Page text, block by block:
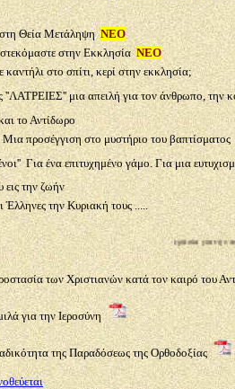
Θεία ΜετάληψηΝΕΟ
στην ΕκκλησίαΝΕΟ
καντήλι στο σπίτι, κερί στην εκκλησία;
''ΛΑΤΡΕΙΕΣ'' μια απειλή για τον άνθρωπο, την
το Αντίδωρο
προσέγγιση στο μυστήριο του βαπτίσματος
Για ένα επιτυχημένο γάμο. Για μια
εις την ζωήν
Έλληνες την Κυριακή τους .....
Ευχαριστούμε την Αργυρίου Κερασία για την
των Χριστιανών κατά τον καιρό του
για την Ιεροσύνη
της Παραδόσεως της Ορθοδοξίας